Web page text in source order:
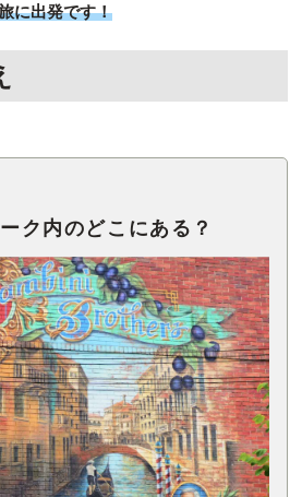
に出発です！
ク内のどこにある？